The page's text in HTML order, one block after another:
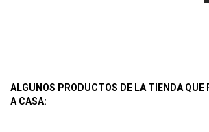
ALGUNOS PRODUCTOS DE LA TIENDA QUE
A CASA: